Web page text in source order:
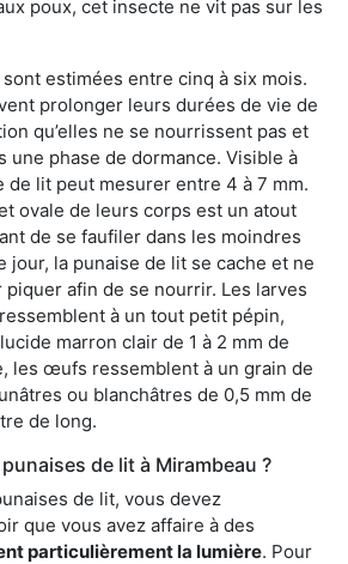
poux, cet insecte ne vit pas sur les
estimées entre cinq à six mois.
prolonger leurs durées de vie de
qu’elles ne se nourrissent pas et
une phase de dormance. Visible à
de lit peut mesurer entre 4 à 7 mm.
ovale de leurs corps est un atout
de se faufiler dans les moindres
jour, la punaise de lit se cache et ne
afin de se nourrir. Les larves
à un tout petit pépin,
marron clair de 1 à 2 mm de
les œufs ressemblent à un grain de
ou blanchâtres de 0,5 mm de
de long.
de lit à Mirambeau ?
de lit, vous devez
que vous avez affaire à des
particulièrement la lumière. Pour